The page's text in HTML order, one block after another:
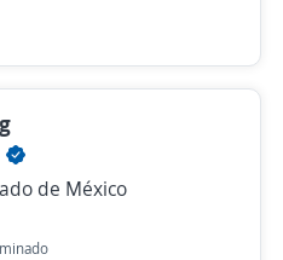
de México